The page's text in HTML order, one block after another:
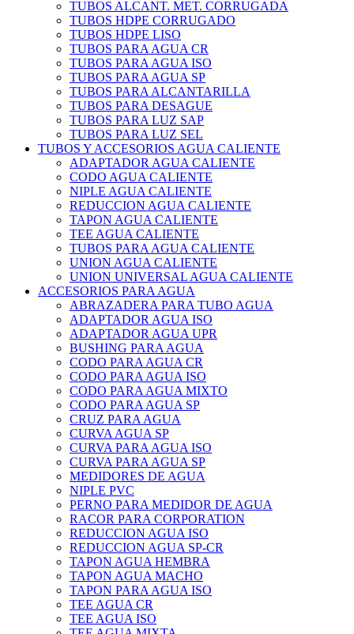
TUBOS ALCANT. MET. CORRUGADA
TUBOS HDPE CORRUGADO
TUBOS HDPE LISO
TUBOS PARA AGUA CR
TUBOS PARA AGUA ISO
TUBOS PARA AGUA SP
TUBOS PARA ALCANTARILLA
TUBOS PARA DESAGUE
TUBOS PARA LUZ SAP
TUBOS PARA LUZ SEL
TUBOS Y ACCESORIOS AGUA CALIENTE
ADAPTADOR AGUA CALIENTE
CODO AGUA CALIENTE
NIPLE AGUA CALIENTE
REDUCCION AGUA CALIENTE
TAPON AGUA CALIENTE
TEE AGUA CALIENTE
TUBOS PARA AGUA CALIENTE
UNION AGUA CALIENTE
UNION UNIVERSAL AGUA CALIENTE
ACCESORIOS PARA AGUA
ABRAZADERA PARA TUBO AGUA
ADAPTADOR AGUA ISO
ADAPTADOR AGUA UPR
BUSHING PARA AGUA
CODO PARA AGUA CR
CODO PARA AGUA ISO
CODO PARA AGUA MIXTO
CODO PARA AGUA SP
CRUZ PARA AGUA
CURVA AGUA SP
CURVA PARA AGUA ISO
CURVA PARA AGUA SP
MEDIDORES DE AGUA
NIPLE PVC
PERNO PARA MEDIDOR DE AGUA
RACOR PARA CORPORATION
REDUCCION AGUA ISO
REDUCCION AGUA SP-CR
TAPON AGUA HEMBRA
TAPON AGUA MACHO
TAPON PARA AGUA ISO
TEE AGUA CR
TEE AGUA ISO